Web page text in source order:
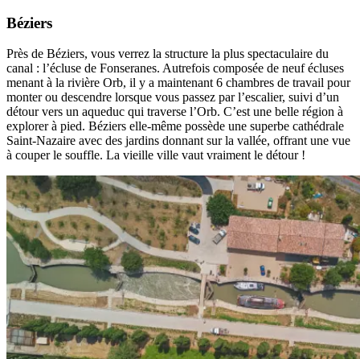
Béziers
Près de Béziers, vous verrez la structure la plus spectaculaire du
canal : l’écluse de Fonseranes. Autrefois composée de neuf écluses
menant à la rivière Orb, il y a maintenant 6 chambres de travail pour
monter ou descendre lorsque vous passez par l’escalier, suivi d’un
détour vers un aqueduc qui traverse l’Orb. C’est une belle région à
explorer à pied. Béziers elle-même possède une superbe cathédrale
Saint-Nazaire avec des jardins donnant sur la vallée, offrant une vue
à couper le souffle. La vieille ville vaut vraiment le détour !